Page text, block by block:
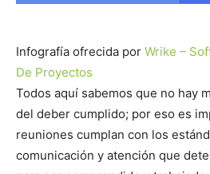
Infografía ofrecida por Wrike –
De Proyectos
Todos aquí sabemos que no hay
del deber cumplido; por eso es
reuniones cumplan con los
comunicación y atención que